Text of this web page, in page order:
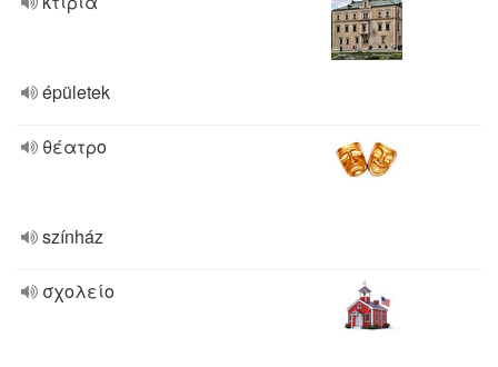
épületek
θέατρο
színház
σχολείο